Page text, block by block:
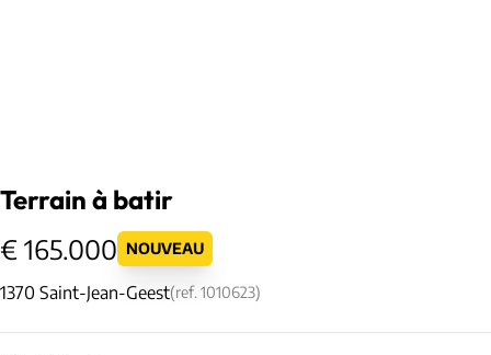
Terrain à batir
€ 165.000 NOUVEAU
1370 Saint-Jean-Geest(ref. 1010623)